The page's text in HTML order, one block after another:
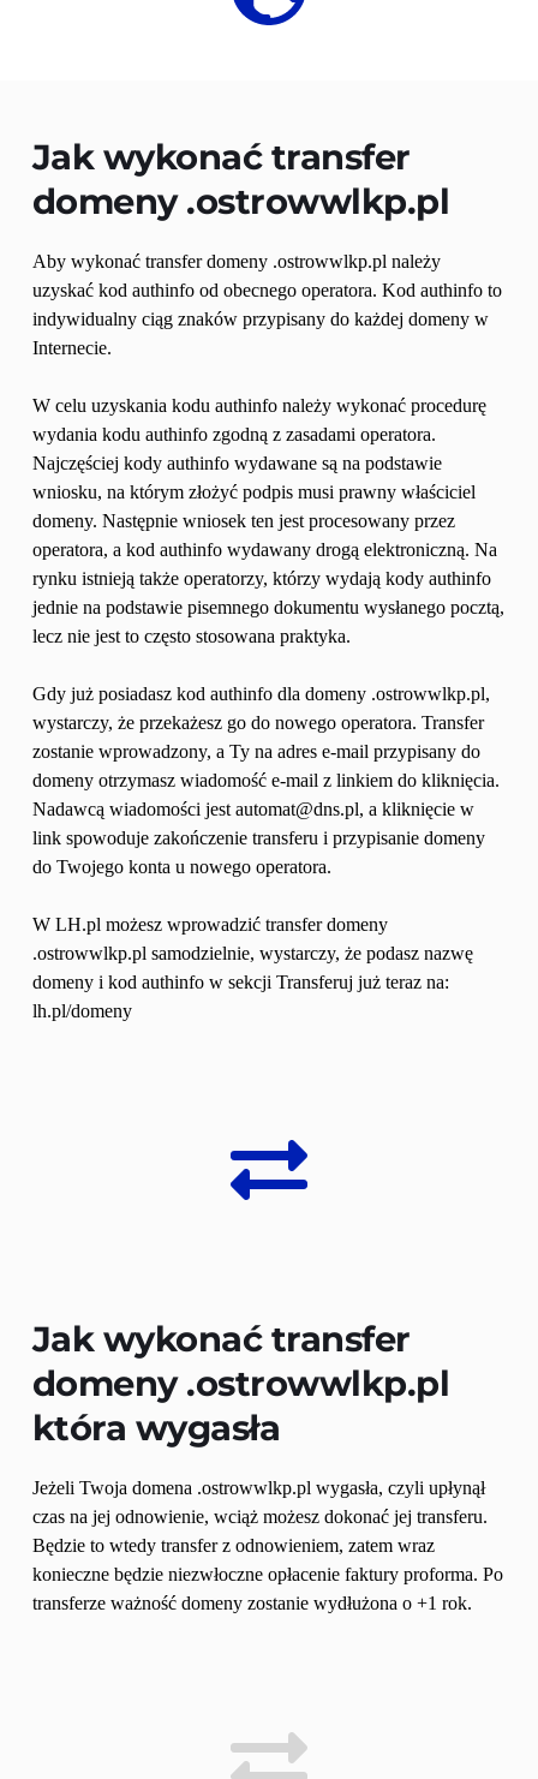
Jak wykonać transfer
domeny .ostrowwlkp.pl
Aby wykonać transfer domeny .ostrowwlkp.pl należy
uzyskać kod authinfo od obecnego operatora. Kod authinfo to
indywidualny ciąg znaków przypisany do każdej domeny w
Internecie.
W celu uzyskania kodu authinfo należy wykonać procedurę
wydania kodu authinfo zgodną z zasadami operatora.
Najczęściej kody authinfo wydawane są na podstawie
wniosku, na którym złożyć podpis musi prawny właściciel
domeny. Następnie wniosek ten jest procesowany przez
operatora, a kod authinfo wydawany drogą elektroniczną. Na
rynku istnieją także operatorzy, którzy wydają kody authinfo
jednie na podstawie pisemnego dokumentu wysłanego pocztą,
lecz nie jest to często stosowana praktyka.
Gdy już posiadasz kod authinfo dla domeny .ostrowwlkp.pl,
wystarczy, że przekażesz go do nowego operatora. Transfer
zostanie wprowadzony, a Ty na adres e-mail przypisany do
domeny otrzymasz wiadomość e-mail z linkiem do kliknięcia.
Nadawcą wiadomości jest automat@dns.pl, a kliknięcie w
link spowoduje zakończenie transferu i przypisanie domeny
do Twojego konta u nowego operatora.
W LH.pl możesz wprowadzić transfer domeny
.ostrowwlkp.pl samodzielnie, wystarczy, że podasz nazwę
domeny i kod authinfo w sekcji Transferuj już teraz na:
lh.pl/domeny
Jak wykonać transfer
domeny .ostrowwlkp.pl
która wygasła
Jeżeli Twoja domena .ostrowwlkp.pl wygasła, czyli upłynął
czas na jej odnowienie, wciąż możesz dokonać jej transferu.
Będzie to wtedy transfer z odnowieniem, zatem wraz
konieczne będzie niezwłoczne opłacenie faktury proforma. Po
transferze ważność domeny zostanie wydłużona o +1 rok.